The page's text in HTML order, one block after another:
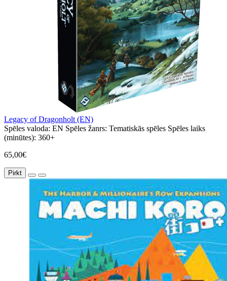
Legacy of Dragonholt (EN)
Spēles valoda: EN Spēles žanrs: Tematiskās spēles Spēles laiks
(minūtes): 360+
65,00€
Pirkt